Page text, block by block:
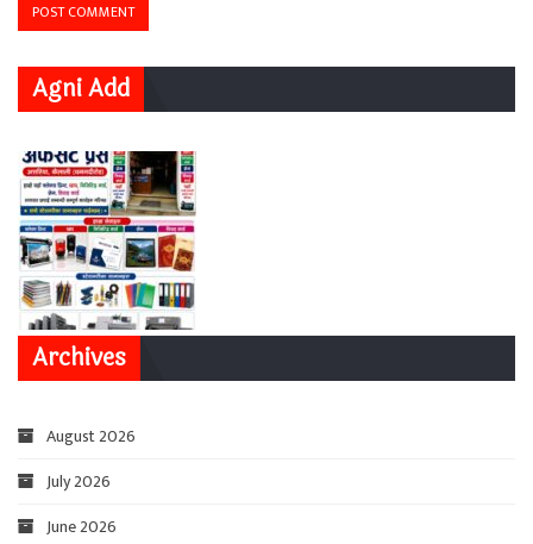
Agni Add
Archives
August 2026
July 2026
June 2026